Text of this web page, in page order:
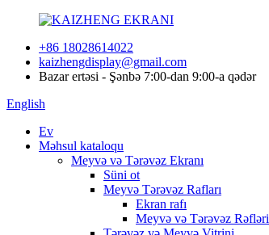
+86 18028614022
kaizhengdisplay@gmail.com
Bazar ertəsi - Şənbə 7:00-dan 9:00-a qədər
English
Ev
Məhsul kataloqu
Meyvə və Tərəvəz Ekranı
Süni ot
Meyvə Tərəvəz Rafları
Ekran rafı
Meyvə və Tərəvəz Rəfləri